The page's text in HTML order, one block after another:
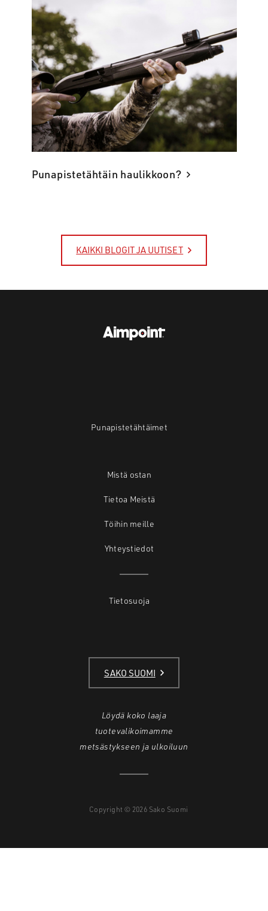
Punapistetähtäin haulikkoon?
KAIKKI BLOGIT JA UUTISET
Punapistetähtäimet
Mistä ostan
Tietoa Meistä
Töihin meille
Yhteystiedot
Tietosuoja
SAKO SUOMI
Löydä koko laaja
tuotevalikoimamme
metsästykseen ja ulkoiluun
Copyright © 2026 Sako Suomi